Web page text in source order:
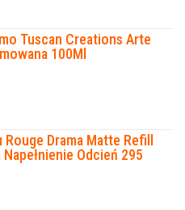
Tuscan Creations Arte
100Ml
Drama Matte Refill
Odcień 295